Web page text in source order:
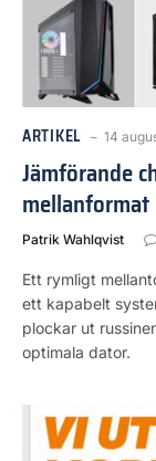
ARTIKEL 14
Jämförande
mellanformat
Patrik Wahlqvist
Ett rymligt
ett kapabelt
plockar ut
optimala dator.